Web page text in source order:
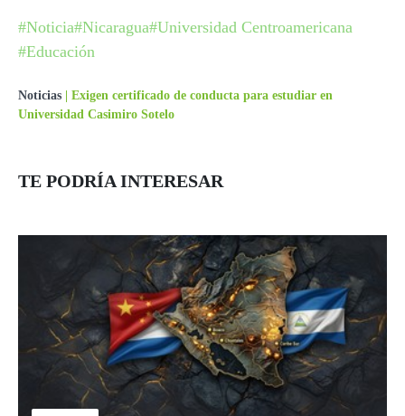
#Noticia#Nicaragua#Universidad Centroamericana
#Educación
Noticias
Exigen certificado de conducta para estudiar en
Universidad Casimiro Sotelo
TE PODRÍA INTERESAR